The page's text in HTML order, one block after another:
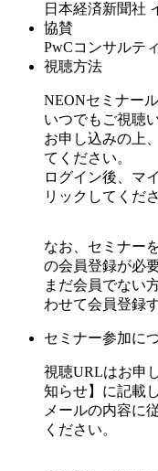
日本経済新聞社
協賛
PwCコンサルテ
視聴方法
NEONセミナー
いつでもご視聴
お申し込みの上
てください。
ログイン後、マ
リックしてくださ
なお、セミナー
の会員登録が必
まだ会員でない
わせて会員登録
セミナー参加に
視聴URLはお申
知らせ】に記載
メールの内容に
ください。